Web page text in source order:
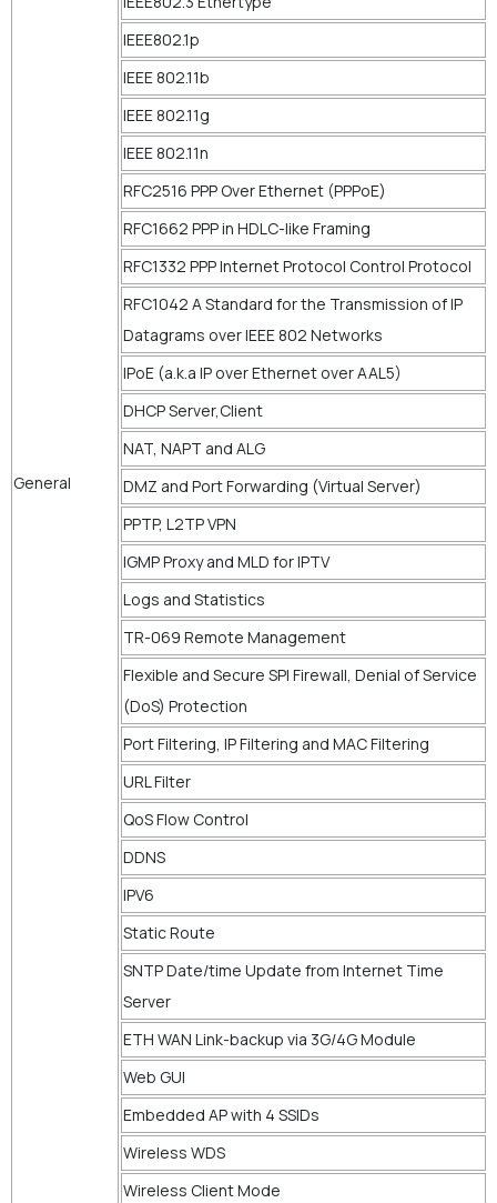
General
IEEE802.1p
IEEE 802.11b
IEEE 802.11g
IEEE 802.11n
RFC2516 PPP Over Ethernet (PPPoE)
RFC1662 PPP in HDLC-like Framing
RFC1332 PPP Internet Protocol Control Protocol
RFC1042 A Standard for the Transmission of IP
Datagrams over IEEE 802 Networks
IPoE (a.k.a IP over Ethernet over AAL5)
DHCP Server,Client
NAT, NAPT and ALG
DMZ and Port Forwarding (Virtual Server)
PPTP, L2TP VPN
IGMP Proxy and MLD for IPTV
Logs and Statistics
TR-069 Remote Management
Flexible and Secure SPI Firewall, Denial of Service
(DoS) Protection
Port Filtering, IP Filtering and MAC Filtering
URL Filter
QoS Flow Control
DDNS
IPV6
Static Route
SNTP Date/time Update from Internet Time
Server
ETH WAN Link-backup via 3G/4G Module
Web GUI
Embedded AP with 4 SSIDs
Wireless WDS
Wireless Client Mode